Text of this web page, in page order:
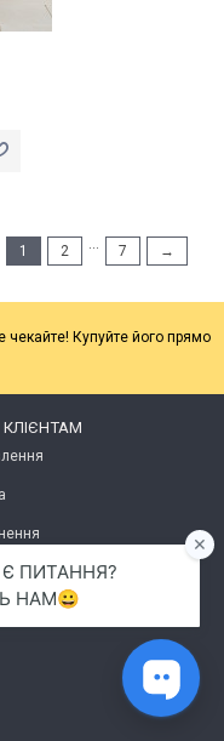
1 2 7 →
чекайте! Купуйте його прямо
КЛІЄНТАМ